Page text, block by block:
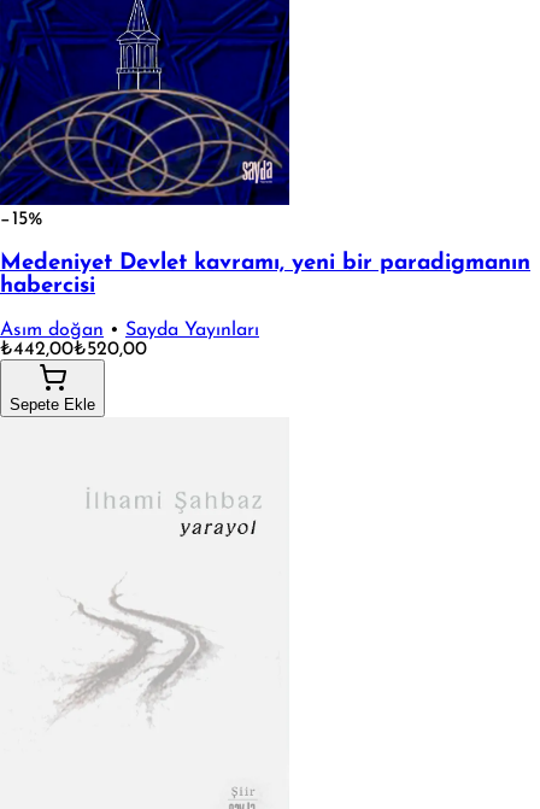
−15%
Medeniyet Devlet kavramı, yeni bir paradigmanın
habercisi
Asım doğan • Sayda Yayınları
₺442,00₺520,00
Sepete Ekle